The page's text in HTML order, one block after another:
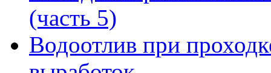
(часть 5)
Водоотлив при